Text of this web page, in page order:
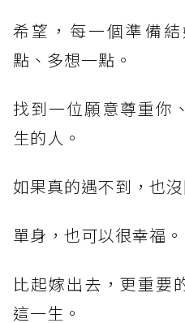
希望，每一個準備
點、多想一點。
找到一位願意尊重你
生的人。
如果真的遇不到，也沒
單身，也可以很幸福。
比起嫁出去，更重要
這一生。